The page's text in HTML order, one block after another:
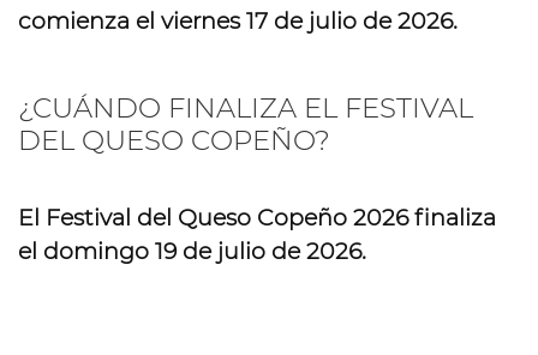
comienza el viernes 17 de julio de 2026.
¿CUÁNDO FINALIZA EL FESTIVAL
DEL QUESO COPEÑO?
El Festival del Queso Copeño 2026 finaliza
el domingo 19 de julio de 2026.